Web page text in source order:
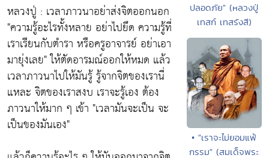
หลวงปู่ : เวลาภาวนาอย่าส่งจิตออกนอก
"ความรู้อะไรทั้งหลาย อย่าไปยึด ความรู้ที่
เราเรียนกับตำรา หรือครูอาจารย์ อย่าเอา
มายุ่งเลย"ให้ตัดอารมณ์ออกให้หมด แล้ว
เวลาภาวนาไปให้มันรู้ รู้จากจิตของเรานี่
แหละ จิตของเราสงบ เราจะรู้เอง ต้อง
ภาวนาให้มาก ๆ เข้า "เวลามันจะเป็น จะ
เป็นของมันเอง"
ปลอดภัย" (หลวงปู่
เทสก์ เทสรังสี)
• "เราจะไม่ยอมแพ้
กรรม" (สมเด็จพระ